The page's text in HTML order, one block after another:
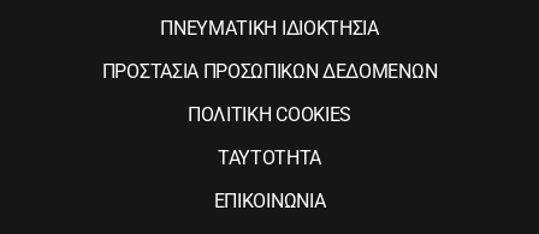
ΠΝΕΥΜΑΤΙΚΗ ΙΔΙΟΚΤΗΣΙΑ
ΠΡΟΣΤΑΣΙΑ ΠΡΟΣΩΠΙΚΩΝ ΔΕΔΟΜΕΝΩΝ
ΠΟΛΙΤΙΚΗ COOKIES
ΤΑΥΤΟΤΗΤΑ
ΕΠΙΚΟΙΝΩΝΙΑ